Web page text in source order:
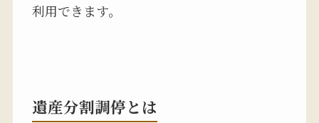
利用できます。
遺産分割調停とは